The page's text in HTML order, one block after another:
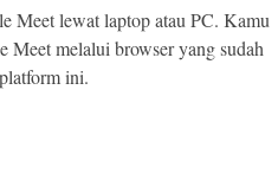
Meet lewat laptop atau PC. Kamu
Meet melalui browser yang sudah
ini.